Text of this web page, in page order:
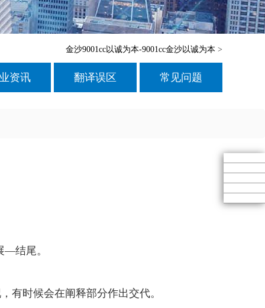
金沙9001cc以诚为本-9001cc金沙以诚为本 >
资讯 翻译误区 常见问题
结尾。
有时候会在阐释部分作出交代。